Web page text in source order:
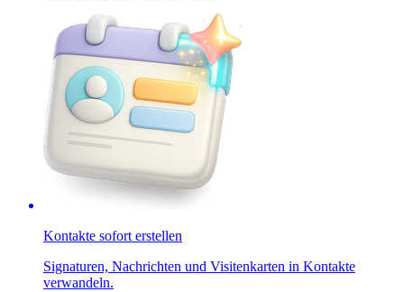
Kontakte sofort erstellen
Signaturen, Nachrichten und Visitenkarten in Kontakte
verwandeln.